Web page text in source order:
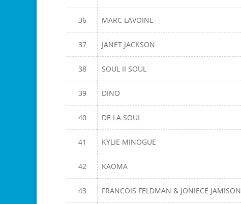
36 MARC LAVOINE
37 JANET JACKSON
38 SOUL II SOUL
39 DINO
40 DE LA SOUL
41 KYLIE MINOGUE
42 KAOMA
43 FRANCOIS FELDMAN & JONIECE JAMISON